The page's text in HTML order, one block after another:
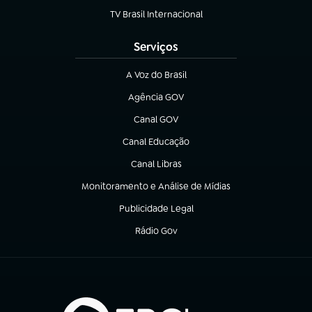
TV Brasil Internacional
(abre em nova aba)
Serviços
A Voz do Brasil
(abre em nova aba)
Agência GOV
(abre em nova aba)
Canal GOV
(abre em nova aba)
Canal Educação
(abre em nova aba)
Canal Libras
(abre em nova aba)
Monitoramento e Análise de Mídias
(abre em nova aba)
Publicidade Legal
(abre em nova aba)
Rádio Gov
(abre em nova aba)